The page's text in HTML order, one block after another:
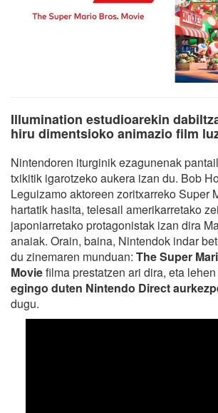
Illumination estudioarekin
hiru dimentsioko animazio film
Nintendoren iturginik ezagunenak
txikitik igarotzeko aukera izan du. Bob
Leguizamo aktoreen zoritxarreko Super
hartatik hasita, telesail amerikarretako
japoniarretako protagonistak izan dira
anaiak. Orain, baina, Nintendok indar
du zinemaren munduan: The Super
Moviefilma prestatzen ari dira, eta
egingo duten Nintendo Direct
dugu.